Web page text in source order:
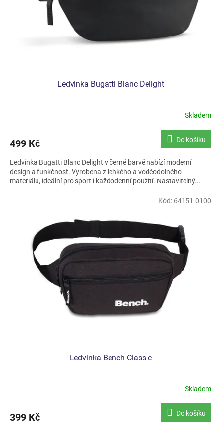
Ledvinka Bugatti Blanc Delight
Skladem
499 Kč Do košíku
Ledvinka Bugatti Blanc Delight v černé barvě nabízí moderní
design a funkčnost. Vyrobena z lehkého a voděodolného
materiálu, ideální pro sport i každodenní použití. Nastavitelný...
Ledvinka Bench Classic
Skladem
399 Kč Do košíku
Kód: 64151-0100